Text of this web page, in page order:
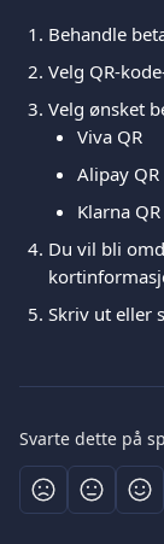
Behandle
Velg QR-
Velg ønsket
Viva QR
Alipay QR
Klarna QR
Du vil bli
Skriv ut eller
Svarte dette på